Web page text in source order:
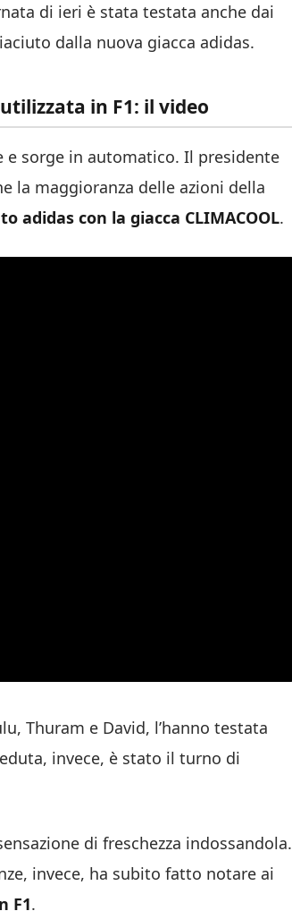
di ieri è stata testata anche dai
dalla nuova giacca adidas.
in F1: il video
e sorge in automatico. Il presidente
la maggioranza delle azioni della
adidas con la giacca CLIMACOOL.
Thuram e David, l’hanno testata
invece, è stato il turno di
di freschezza indossandola.
invece, ha subito fatto notare ai
F1.